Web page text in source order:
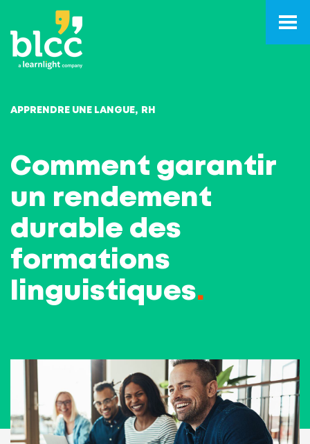
APPRENDRE UNE LANGUE RH
Comment garantir
un rendement
durable des
formations
linguistiques.